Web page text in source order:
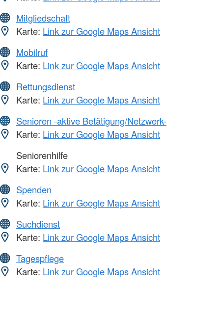
Mitgliedschaft
Karte: Link zur Google Maps Ansicht
Mobilruf
Karte: Link zur Google Maps Ansicht
Rettungsdienst
Karte: Link zur Google Maps Ansicht
Senioren -aktive Betätigung/Netzwerk-
Karte: Link zur Google Maps Ansicht
Seniorenhilfe
Karte: Link zur Google Maps Ansicht
Spenden
Karte: Link zur Google Maps Ansicht
Suchdienst
Karte: Link zur Google Maps Ansicht
Tagespflege
Karte: Link zur Google Maps Ansicht